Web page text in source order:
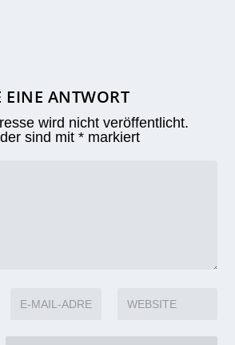
EINE ANTWORT
wird nicht veröffentlicht.
sind mit* markiert